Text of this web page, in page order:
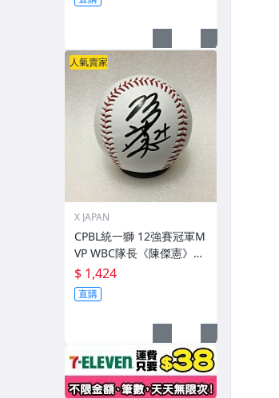
人氣賣家
X JAPAN
CPBL統一獅 12強賽冠軍M
VP WBC隊長《陳傑憲》親
筆簽名球。一般空白簽名
棒球上.1
$ 1,424
直購